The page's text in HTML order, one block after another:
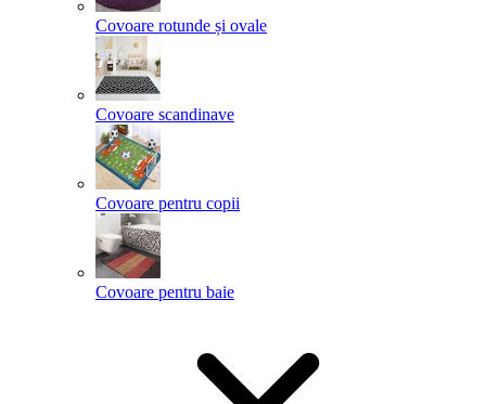
Covoare rotunde și ovale
Covoare scandinave
Covoare pentru copii
Covoare pentru baie